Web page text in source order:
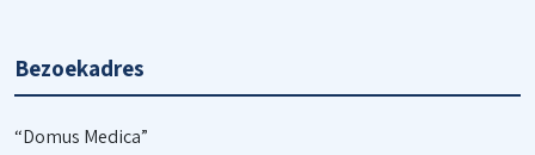
Bezoekadres
“Domus Medica”